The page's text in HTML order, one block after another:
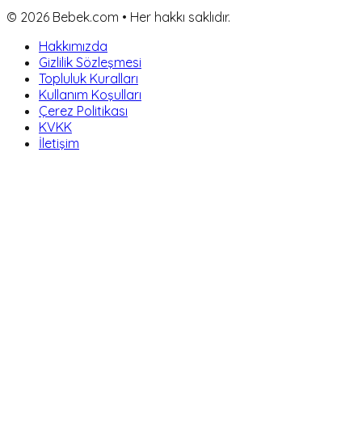
© 2026 Bebek.com • Her hakkı saklıdır.
Hakkımızda
Gizlilik Sözleşmesi
Topluluk Kuralları
Kullanım Koşulları
Çerez Politikası
KVKK
İletişim